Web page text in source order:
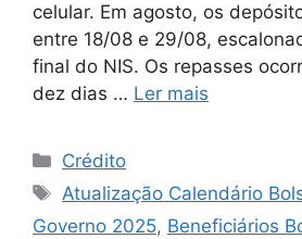
celular. Em agosto, os
entre 18/08 e 29/08,
final do NIS. Os repasses
dez dias … Ler mais
Categorias
Crédito
Tags
Atualização Calendário
Governo 2025, Beneficiários